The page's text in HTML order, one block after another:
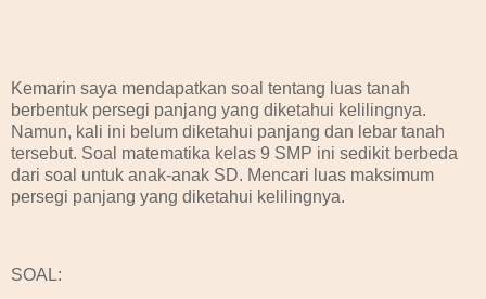
Kemarin saya mendapatkan soal tentang luas tanah
berbentuk persegi panjang yang diketahui kelilingnya.
Namun, kali ini belum diketahui panjang dan lebar tanah
tersebut. Soal matematika kelas 9 SMP ini sedikit berbeda
dari soal untuk anak-anak SD. Mencari luas maksimum
persegi panjang yang diketahui kelilingnya.
SOAL: